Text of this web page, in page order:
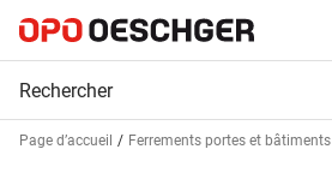
Page d’accueil Ferrements portes et bâtiments